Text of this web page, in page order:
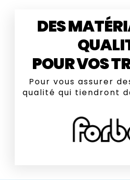
DES
POUR VOS
Pour vous assurer
qualité qui tiendront